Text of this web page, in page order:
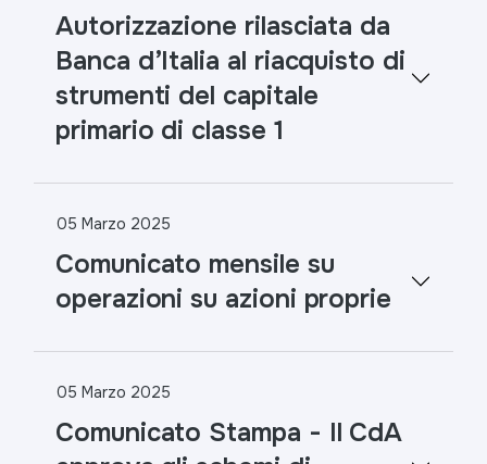
Autorizzazione rilasciata da
Banca d’Italia al riacquisto di
strumenti del capitale
primario di classe 1
05 Marzo 2025
Comunicato mensile su
operazioni su azioni proprie
05 Marzo 2025
Comunicato Stampa - Il CdA